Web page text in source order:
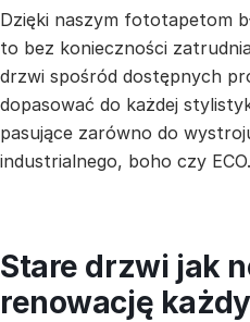
Dzięki naszym fototapetom
to bez konieczności
drzwi spośród dostępnych
dopasować do każdej
pasujące zarówno do
industrialnego, boho czy ECO.
Stare drzwi jak
renowację